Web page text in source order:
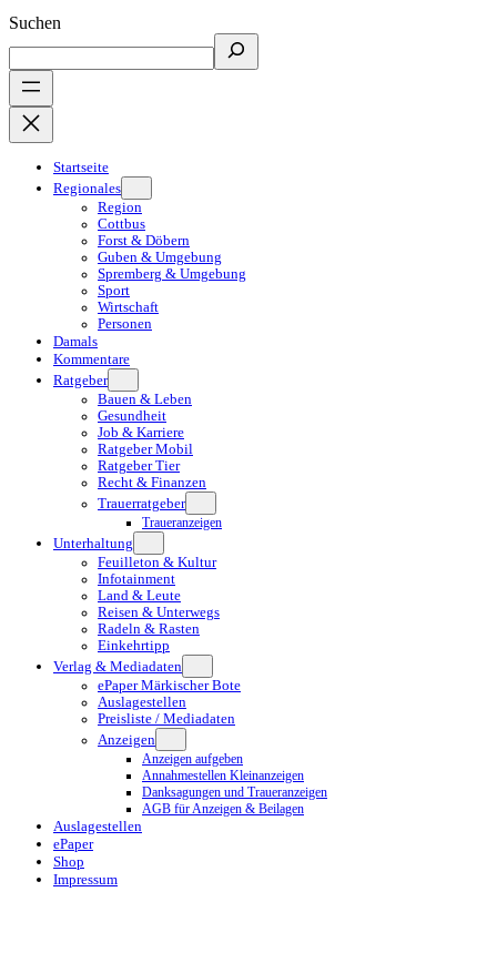
Suchen
Startseite
Regionales
Region
Cottbus
Forst & Döbern
Guben & Umgebung
Spremberg & Umgebung
Sport
Wirtschaft
Personen
Damals
Kommentare
Ratgeber
Bauen & Leben
Gesundheit
Job & Karriere
Ratgeber Mobil
Ratgeber Tier
Recht & Finanzen
Trauerratgeber
Traueranzeigen
Unterhaltung
Feuilleton & Kultur
Infotainment
Land & Leute
Reisen & Unterwegs
Radeln & Rasten
Einkehrtipp
Verlag & Mediadaten
ePaper Märkischer Bote
Auslagestellen
Preisliste / Mediadaten
Anzeigen
Anzeigen aufgeben
Annahmestellen Kleinanzeigen
Danksagungen und Traueranzeigen
AGB für Anzeigen & Beilagen
Auslagestellen
ePaper
Shop
Impressum